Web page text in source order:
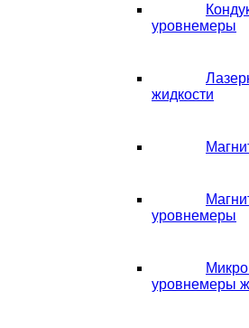
уровнемеры
жидкости
уровнемеры
уровнемеры